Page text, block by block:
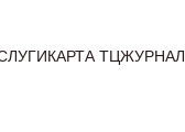
КАРТА ТЦЖУРНАЛ